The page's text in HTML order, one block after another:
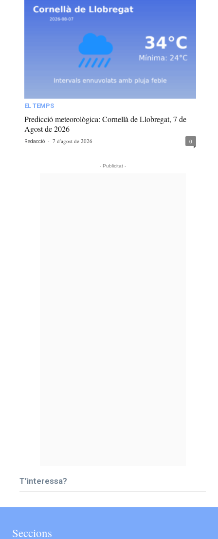
EL TEMPS
Predicció meteorològica: Cornellà de Llobregat, 7 de
Agost de 2026
Redacció - 7 d'agost de 2026 0
- Publicitat -
T’interessa?
Seccions